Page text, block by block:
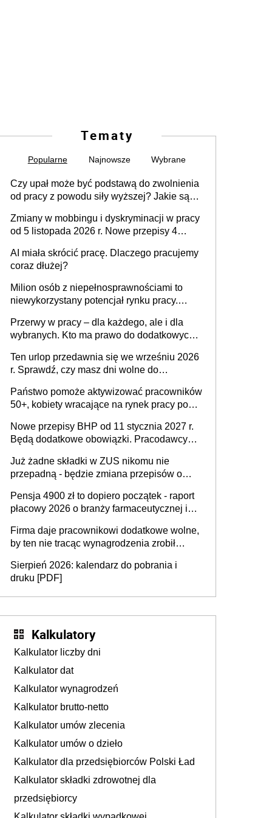
Tematy
Popularne Najnowsze Wybrane
Czy upał może być podstawą do zwolnienia
od pracy z powodu siły wyższej? Jakie są
Zmiany w mobbingu i dyskryminacji w pracy
od 5 listopada 2026 r. Nowe przepisy 4
Ustaw
AI miała skrócić pracę. Dlaczego pracujemy
coraz dłużej?
Milion osób z niepełnosprawnościami to
niewykorzystany potencjał rynku pracy.
dofinansowań czy refundacji, ale bariery po
stronie systemu i świadomości
pracodawców [WYWIAD]
Przerwy w pracy – dla każdego, ale i dla
wybranych. Kto ma prawo do dodatkowych
Ten urlop przedawnia się we wrześniu 2026
r. Sprawdź, czy masz dni wolne do
Państwo pomoże aktywizować pracowników
50+, kobiety wracające na rynek pracy po
osoby neuroatypowe. Powstanie Fundusz
na rzecz Inkluzywności w Zatrudnianiu?
Nowe przepisy BHP od 11 stycznia 2027 r.
Będą dodatkowe obowiązki. Pracodawcy
Już żadne składki w ZUS nikomu nie
przepadną - będzie zmiana przepisów o
ubezpieczeniom społecznym
Pensja 4900 zł to dopiero początek - raport
płacowy 2026 o branży farmaceutycznej i
Firma daje pracownikowi dodatkowe wolne,
by ten nie tracąc wynagrodzenia zrobił
sprawdza
Sierpień 2026: kalendarz do pobrania i
druku [PDF]
Kalkulatory
Kalkulator liczby dni
Kalkulator dat
Kalkulator wynagrodzeń
Kalkulator brutto-netto
Kalkulator umów zlecenia
Kalkulator umów o dzieło
Kalkulator dla przedsiębiorców Polski Ład
Kalkulator składki zdrowotnej dla
przedsiębiorcy